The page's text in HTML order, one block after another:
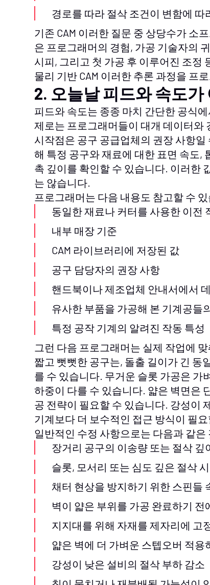
경로를 따라 절삭 조건이 변함에
기존 CAM 이러한 질문 중 상당수가 소
은 프로그래머의 경험, 가공 기술자의
시피, 그리고 첫 가공 후 이루어진 조정
물리 기반 CAM 이러한 추론 과정을 프
2. 오늘날 피드와 속도
피드와 속도는 종종 마치 간단한 공식
제로는 프로그래머들이 대개 데이터와
시작점은 공구 공급업체의 권장 사항
해 특정 공구와 재료에 대한 표면 속도,
촉 깊이를 확인할 수 있습니다. 이러한
는 않습니다.
프로그래머는 다음 내용도 참고할 수
동일한 재료나 커터를 사용한 이전
내부 매장 기준
CAM 라이브러리에 저장된 값
공구 담당자의 권장 사항
핸드북이나 제조업체 안내서에서
유사한 부품을 가공해 본 기계공들
특정 공작 기계의 알려진 작동 특성
그런 다음 프로그래머는 실제 작업에
짧고 뻣뻣한 공구는, 돌출 길이가 긴 동
를 수 있습니다. 무거운 슬롯 가공은 가
하중이 다를 수 있습니다. 얇은 벽면은
공 전략이 필요할 수 있습니다. 강성이
기계보다 더 보수적인 접근 방식이 필
일반적인 수정 사항으로는 다음과 같은
장거리 공구의 이송량 또는 절삭 깊
슬롯, 모서리 또는 심도 깊은 절삭
채터 현상을 방지하기 위한 스핀들
벽이 얇은 부위를 가공 완료하기 전
지지대를 위해 자재를 제자리에 고
얇은 벽에 더 가벼운 스텝오버 적용
강성이 낮은 설비의 절삭 부하 감소